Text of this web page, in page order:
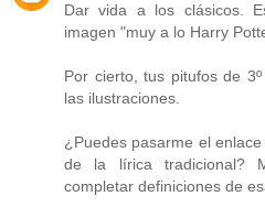
Dar vida a los clásicos.
imagen "muy a lo Harry
Por cierto, tus pitufos de
las ilustraciones.
¿Puedes pasarme el
de la lírica tradicional?
completar definiciones de